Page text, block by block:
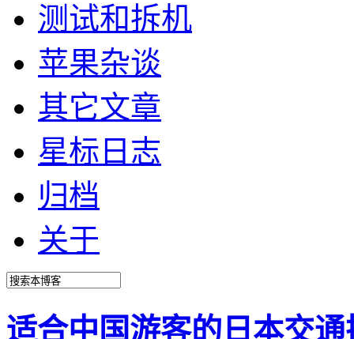
测试和拆机
苹果杂谈
其它文章
星标日志
归档
关于
适合中国游客的日本交